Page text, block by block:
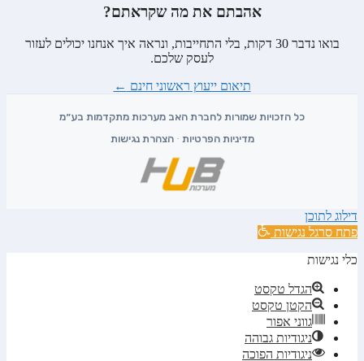
אהבתם את מה שקראתם?
בואו נדבר 30 דקות, בלי התחייבות, ונראה איך אנחנו יכולים לעזור
לעסק שלכם.
תיאום ייעוץ ראשוני חינם ←
מדיניות הפרטיות ·הצהרת נגישות
דילוג לתוכן
פתח סרגל נגישות
כלי נגישות
הגדל טקסט
הקטן טקסט
גווני אפור
ניגודיות גבוהה
ניגודיות הפוכה